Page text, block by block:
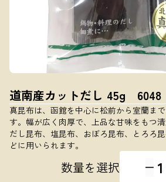
道南産カットだし 45g 6048
真昆布は、函館を中心に松前から室蘭ま
す。幅が広く肉厚で、上品な甘味をもつ清
だし昆布、塩昆布、おぼろ昆布、とろろ
どに用いられます。
数量を選択 1